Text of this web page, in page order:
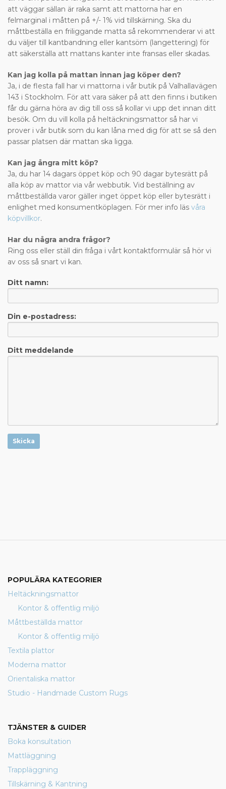
att väggar sällan är raka samt att mattorna har en
felmarginal i måtten på +/- 1% vid tillskärning. Ska du
måttbeställa en friliggande matta så rekommenderar vi att
du väljer till kantbandning eller kantsöm (langettering) för
att säkerställa att mattans kanter inte fransas eller skadas.
Kan jag kolla på mattan innan jag köper den?
Ja, i de flesta fall har vi mattorna i vår butik på Valhallavägen
143 i Stockholm. För att vara säker på att den finns i butiken
får du gärna höra av dig till oss så kollar vi upp det innan ditt
besök. Om du vill kolla på heltäckningsmattor så har vi
prover i vår butik som du kan låna med dig för att se så den
passar platsen där mattan ska ligga.
Kan jag ångra mitt köp?
Ja, du har 14 dagars öppet köp och 90 dagar bytesrätt på
alla köp av mattor via vår webbutik. Vid beställning av
måttbeställda varor gäller inget öppet köp eller bytesrätt i
enlighet med konsumentköplagen. För mer info läs våra
köpvillkor.
Har du några andra frågor?
Ring oss eller ställ din fråga i vårt kontaktformulär så hör vi
av oss så snart vi kan.
Ditt namn:
Din e-postadress:
Ditt meddelande
Skicka
POPULÄRA KATEGORIER
Heltäckningsmattor
Kontor & offentlig miljö
Måttbeställda mattor
Kontor & offentlig miljö
Textila plattor
Moderna mattor
Orientaliska mattor
Studio - Handmade Custom Rugs
TJÄNSTER & GUIDER
Boka konsultation
Mattläggning
Trappläggning
Tillskärning & Kantning